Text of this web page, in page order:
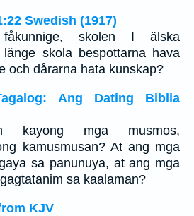
Swedish (1917)
skolen I älska
skola bespottarna hava
och dårarna hata kunskap?
Ang Dating Biblia
kayong mga musmos,
kamusmusan? At ang mga
sa panunuya, at ang mga
sa kaalaman?
KJV